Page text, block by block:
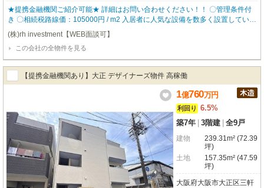
★提携金融機関ご紹介可能★ 詳細はお問い合わせください！！ 〇管理条件付
き 〇相続税路線価：105000円 / m2 入居者に人気な設備を数多く設置している
ので、入居率も高く どなたにも気に入って頂ける物件となっております。 ▼
物件仕様▼ ・バストイレ別 ・追い炊き機能 ・独立洗面台 ・TVモニタ付きイ
ンターホン ・ロフト付き 【robothomeグループ】 ・東証上場企業グループ会
社 ・仕入、設計、施工、販売、管理、ワンストップ ・金融機関のご相談も承
ります。
(株)rh investment【WEB面談可】
この会社の全物件を見る
【提携金融機関あり】大正 デザイナーズ物件 高稼働
1億760万円
利回り
6.5%
築7年 3階建 全9戸
建物
239.31m² (72.39
坪)
土地
157.35m² (47.59
坪)
大阪府大阪市大正区三軒